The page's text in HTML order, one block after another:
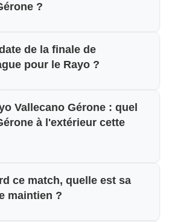
?
de la finale de
pour le Rayo ?
Vallecano Gérone : quel
à l'extérieur cette
ce match, quelle est sa
maintien ?